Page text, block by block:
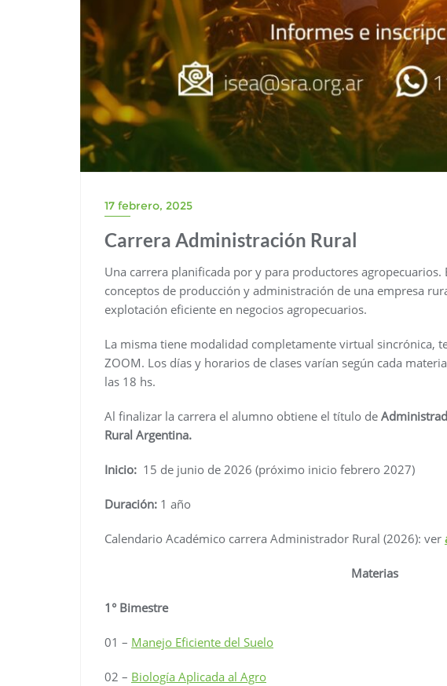
17 febrero, 2025
Carrera Administración Rural
Una carrera planificada por y para productores
conceptos de producción y administración de una empresa
explotación eficiente en negocios agropecuarios.
La misma tiene modalidad completamente virtual sincrónica,
ZOOM. Los días y horarios de clases varían según cada
las 18 hs.
Al finalizar la carrera el alumno obtiene el título de
Rural Argentina.
Inicio: 15 de junio de 2026 (próximo inicio febrero 2027)
Duración: 1 año
Calendario Académico carrera Administrador Rural (2026): ver
Materias
1° Bimestre
01 – Manejo Eficiente del Suelo
02 – Biología Aplicada al Agro